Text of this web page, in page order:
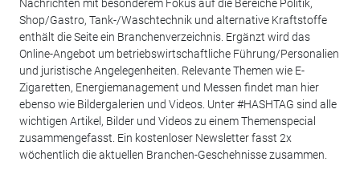
Nachrichten mit besonderem Fokus auf die Bereiche Politik,
Shop/Gastro, Tank-/Waschtechnik und alternative Kraftstoffe
enthält die Seite ein Branchenverzeichnis. Ergänzt wird das
Online-Angebot um betriebswirtschaftliche Führung/Personalien
und juristische Angelegenheiten. Relevante Themen wie E-
Zigaretten, Energiemanagement und Messen findet man hier
ebenso wie Bildergalerien und Videos. Unter #HASHTAG sind alle
wichtigen Artikel, Bilder und Videos zu einem Themenspecial
zusammengefasst. Ein kostenloser Newsletter fasst 2x
wöchentlich die aktuellen Branchen-Geschehnisse zusammen.